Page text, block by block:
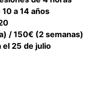
a 14 años
/ 150€ (2 semanas)
el 25 de julio